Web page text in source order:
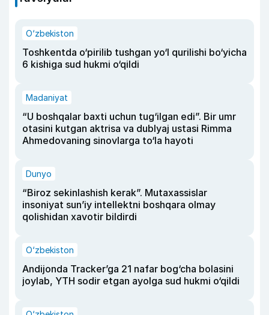
O‘zbekiston
Toshkentda o‘pirilib tushgan yo‘l qurilishi bo‘yicha
6 kishiga sud hukmi o‘qildi
Madaniyat
“U boshqalar baxti uchun tug‘ilgan edi”. Bir umr
otasini kutgan aktrisa va dublyaj ustasi Rimma
Ahmedovaning sinovlarga to‘la hayoti
Dunyo
“Biroz sekinlashish kerak”. Mutaxassislar
insoniyat sun’iy intellektni boshqara olmay
qolishidan xavotir bildirdi
O‘zbekiston
Andijonda Tracker’ga 21 nafar bog‘cha bolasini
joylab, YTH sodir etgan ayolga sud hukmi o‘qildi